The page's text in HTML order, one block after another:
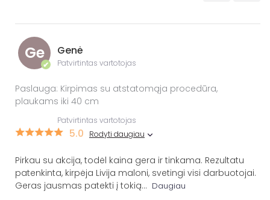
Ge
✔
Genė
Patvirtintas vartotojas
Paslauga: Kirpimas su atstatomąja procedūra,
plaukams iki 40 cm
Patvirtintas vartotojas
5.0 Rodyti daugiau
Pirkau su akcija, todėl kaina gera ir tinkama. Rezultatu
patenkinta, kirpėja Livija maloni, svetingi visi darbuotojai.
Geras jausmas patekti į tokią... Daugiau